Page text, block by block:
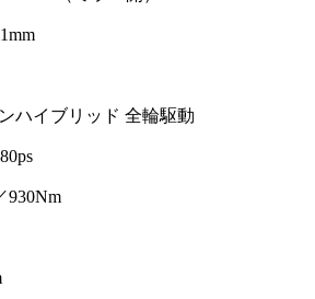
ハイブリッド 全輪駆動
930Nm